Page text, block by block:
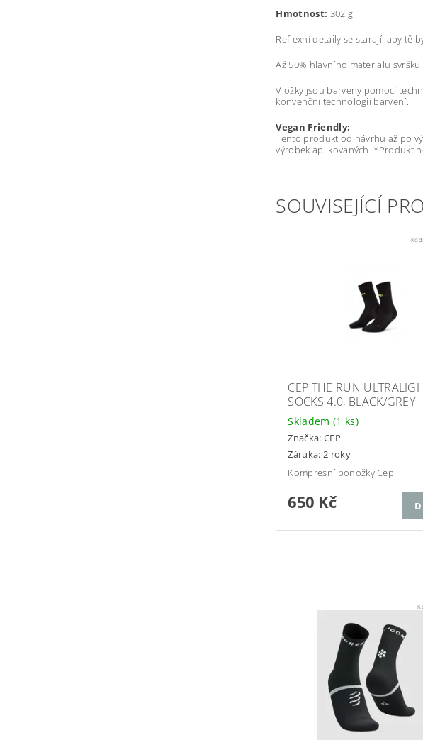
Hmotnost: 302 g
Reflexní detaily se starají, aby tě
Až 50% hlavního materiálu
Vložky jsou barveny pomocí
konvenční technologií barvení.
Vegan Friendly:
Tento produkt od návrhu až po
výrobek aplikovaných. *Produkt
SOUVISEJÍCÍ
Kód:
CEP THE RUN
SOCKS 4.0, BLACK/GREY
Skladem (1 ks)
Značka: CEP
Záruka: 2 roky
Kompresní ponožky Cep
650 Kč